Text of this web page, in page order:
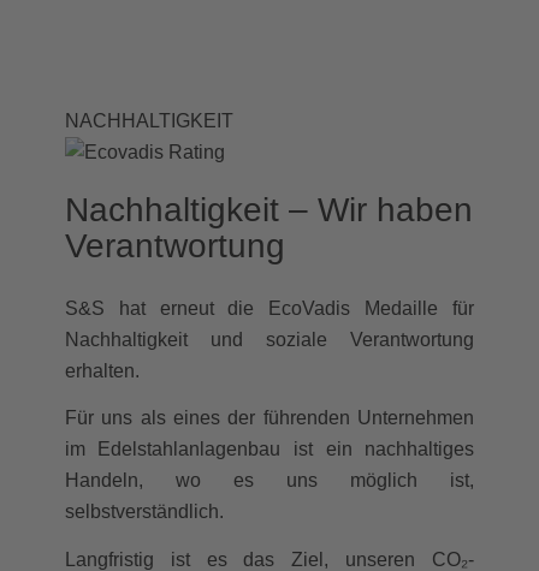
NACHHALTIGKEIT
Nachhaltigkeit – Wir haben
Verantwortung
S&S hat erneut die EcoVadis Medaille für
Nachhaltigkeit und soziale Verantwortung
erhalten.
Für uns als eines der führenden Unternehmen
im Edelstahlanlagenbau ist ein nachhaltiges
Handeln, wo es uns möglich ist,
selbstverständlich.
Langfristig ist es das Ziel, unseren CO₂-